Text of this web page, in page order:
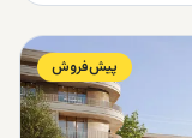
پیش‌فروش